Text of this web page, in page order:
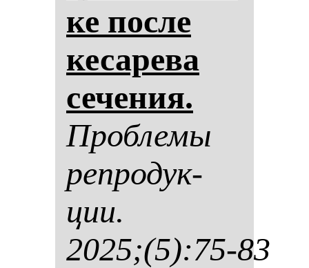
ке пос­ле
ке­са­ре­ва
се­че­ния.
Проб­ле­мы
реп­ро­дук­
ции.
2025;(5):75-83